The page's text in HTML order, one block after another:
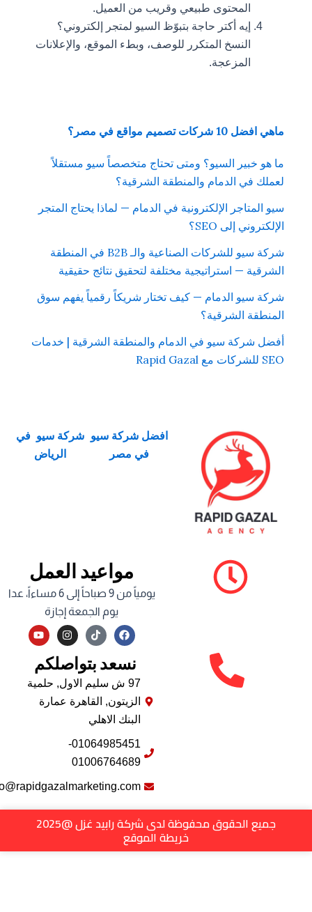
المحتوى طبيعي وقريب من العميل.
إيه أكتر حاجة بتبوّظ السيو لمتجر إلكتروني؟
النسخ المتكرر للوصف، وبطء الموقع، والإعلانات
المزعجة.
ماهي افضل 10 شركات تصميم مواقع في مصر؟
ما هو خبير السيو؟ ومتى تحتاج متخصصاً سيو مستقلاً
لعملك في الدمام والمنطقة الشرقية؟
سيو المتاجر الإلكترونية في الدمام — لماذا يحتاج المتجر
الإلكتروني إلى SEO؟
شركة سيو للشركات الصناعية والـ B2B في المنطقة
الشرقية — استراتيجية مختلفة لتحقيق نتائج حقيقية
شركة سيو الدمام — كيف تختار شريكاً رقمياً يفهم سوق
المنطقة الشرقية؟
أفضل شركة سيو في الدمام والمنطقة الشرقية | خدمات
SEO للشركات مع Rapid Gazal
افضل شركة سيو
في مصر
شركة سيو في
الرياض
مواعيد العمل
يومياً من 9 صباحاً إلى 6 مساءاً، عدا
يوم الجمعة إجازة
F
a
e
b
o
k
n
a
g
a
Y
o
t
u
b
نسعد بتواصلكم
97 ش سليم الاول, حلمية
الزيتون, القاهرة عمارة
البنك الاهلي
01064985451-
01006764689
info@rapidgazalmarketing.com
جميع الحقوق محفوظة لدى شركة رابيد غزل @2025
خريطة الموقع